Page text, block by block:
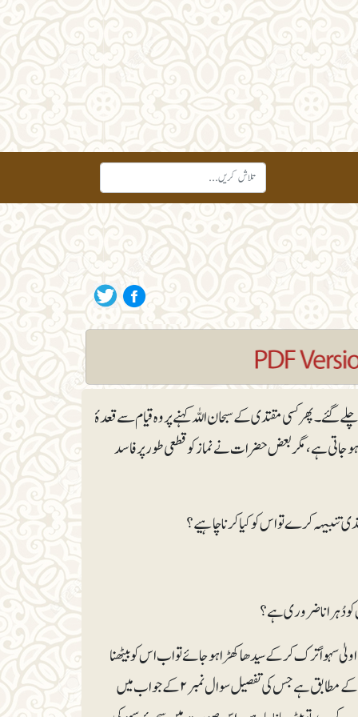
گئے۔ پھر کسی مقتدی کے سبحان اللہ کہنے پر وہ قیام سے قعدۂ
ہے، مگر بعض حضرات نے نماز کو قطعی طور پر فاسد
اولیٰ سہواً ترک کرکے سیدھاکھڑا ہوجائے تو اب اس کو بیٹھنا
نہیں چاہیے بلکہ قعدۂ اخیرہ کے بعد سجدئہ سہو کر کے نماز پوری کرلینی چاہیے۔ یہی طریقہ سنت کے مطابق ہے جس کی تفصیل سوال نمبر۲ کے جواب میں